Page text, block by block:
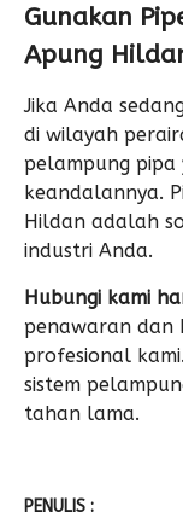
Gunakan
Apung
Jika Anda
di wilayah
pelampung
keandalannya.
Hildan adalah
industri Anda.
Hubungi kami
penawaran dan
profesional
sistem
tahan lama.
PENULIS :